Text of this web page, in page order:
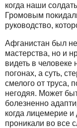
когда наши
Громовым
руководство,
Афганистан был
мастерства, но и
видеть в человеке
погонах, а суть,
смелого от труса,
негодяя. Может
болезненно
когда лицемерие
проникали во все